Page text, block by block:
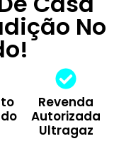
No
Revenda
Autorizada
Ultragaz